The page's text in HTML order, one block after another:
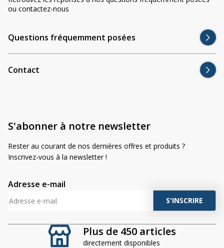
garantie. Vous touverez ce limitateur ici :
Plus de 450 articles
directement disponibles
ou contactez-nous
Questions fréquemment posées
Contact
S'abonner à notre newsletter
Rester au courant de nos dernières offres et produits ?
Inscrivez-vous à la newsletter !
Adresse e-mail
A
t